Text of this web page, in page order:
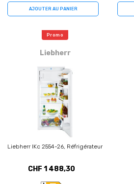
AJOUTER AU PANIER
Promo
Liebherr
Liebherr IKc 2554-26, Réfrigérateur
CHF 1 488,30